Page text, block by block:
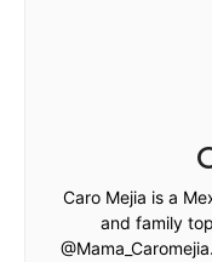
Caro Mejia is a
and family